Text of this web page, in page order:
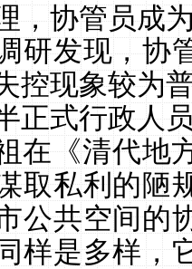
，协管员成
研发现，协
控现象较为
正式行政人
在《清代地
取私利的陋
公共空间的
样是多样，